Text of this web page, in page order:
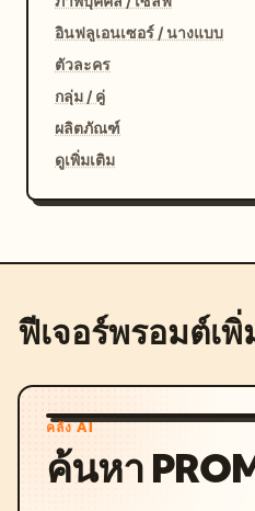
อินฟลูเอนเซอร์ / นางแบบ
ตัวละคร
กลุ่ม / คู่
ผลิตภัณฑ์
ดูเพิ่มเติม
ฟีเจอร์พรอมต์เพิ่
คลัง AI
ค้นหา